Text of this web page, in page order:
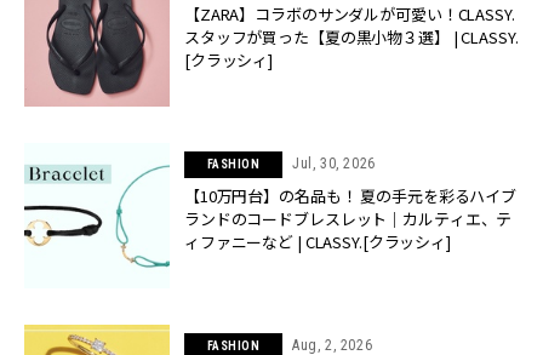
【ZARA】コラボのサンダルが可愛い！CLASSY.
スタッフが買った【夏の黒小物３選】 | CLASSY.
[クラッシィ]
FASHION Jul, 30, 2026
【10万円台】の名品も！ 夏の手元を彩るハイブ
ランドのコードブレスレット｜カルティエ、テ
ィファニーなど | CLASSY.[クラッシィ]
FASHION Aug, 2, 2026